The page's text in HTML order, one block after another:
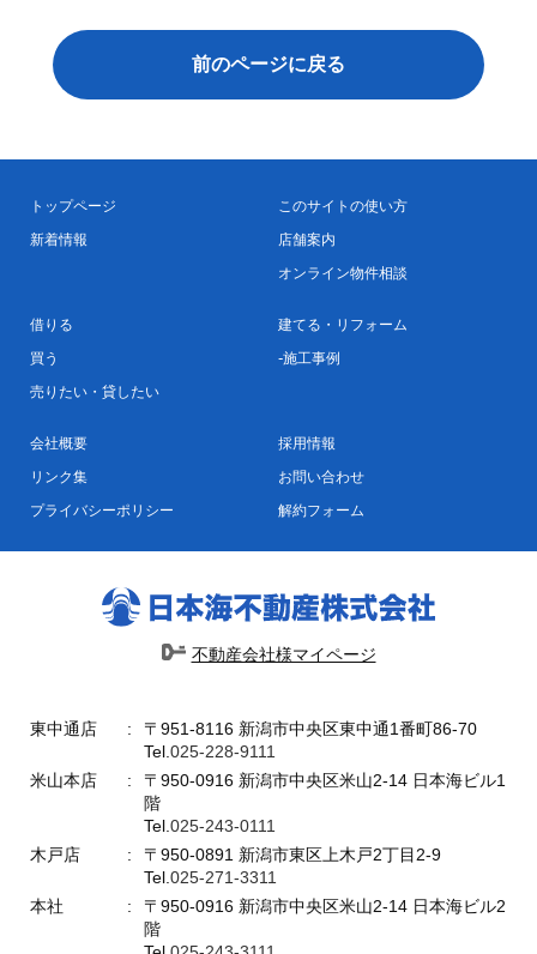
前のページに戻る
トップページ
新着情報
このサイトの使い方
店舗案内
オンライン物件相談
借りる
買う
売りたい・貸したい
建てる・リフォーム
施工事例
会社概要
リンク集
プライバシーポリシー
採用情報
お問い合わせ
解約フォーム
不動産会社様マイページ
東中通店
〒951-8116 新潟市中央区東中通1番町86-70
Tel.025-228-9111
米山本店
〒950-0916 新潟市中央区米山2-14 日本海ビル1
階
Tel.025-243-0111
木戸店
〒950-0891 新潟市東区上木戸2丁目2-9
Tel.025-271-3311
本社
〒950-0916 新潟市中央区米山2-14 日本海ビル2
階